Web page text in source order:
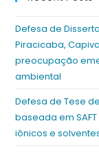
Defesa de
Piracicaba,
preocupação
ambiental
Defesa de Tese
baseada em
iônicos e